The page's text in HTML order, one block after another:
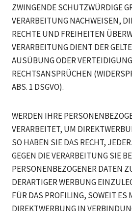
ZWINGENDE SCHUTZWÜRDIGE
VERARBEITUNG NACHWEISEN,
RECHTE UND FREIHEITEN
VERARBEITUNG DIENT DER
AUSÜBUNG ODER
RECHTSANSPRÜCHEN
ABS. 1 DSGVO).
WERDEN IHRE
VERARBEITET, UM
SO HABEN SIE DAS RECHT,
GEGEN DIE VERARBEITUNG SIE
PERSONENBEZOGENER DATEN
DERARTIGER WERBUNG
FÜR DAS PROFILING, SOWEIT ES
DIREKTWERBUNG IN